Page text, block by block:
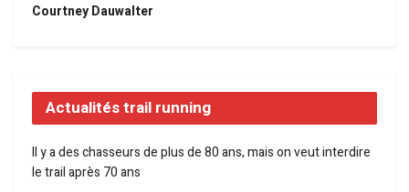
Courtney Dauwalter
Actualités trail running
Il y a des chasseurs de plus de 80 ans, mais on veut interdire
le trail après 70 ans